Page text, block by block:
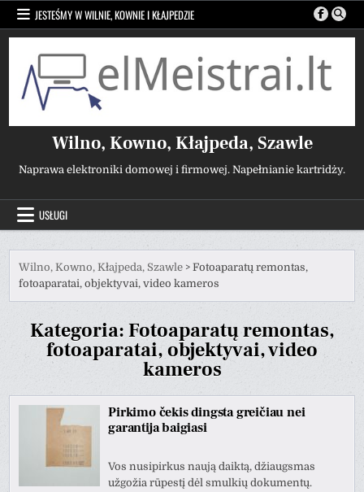
Przejdź
treści
JESTEŚMY W WILNIE, KOWNIE I KŁAJPEDZIE
Wilno, Kowno, Kłajpeda, Szawle
Naprawa elektroniki domowej i firmowej. Napełnianie kartridży.
USŁUGI
Wilno, Kowno, Kłajpeda, Szawle >Fotoaparatų remontas,
fotoaparatai, objektyvai, video kameros
Kategoria:Fotoaparatų remontas,
fotoaparatai, objektyvai, video
kameros
Pirkimo čekis dingsta greičiau nei
garantija baigiasi
Vos nusipirkus naują daiktą, džiaugsmas
užgožia rūpestį dėl smulkių dokumentų.